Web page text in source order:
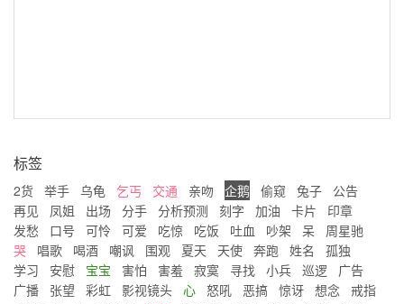
标签
2货 举手 乌龟 乞丐 交通 亲吻 企鹅 偷窥 兔子
公告
再见
凤姐 出场 分手 分析预测 刻字 加油 卡片
印章
发愁
口号 可怜 可爱 吃惊 吃饭 吐血 吵架 呆
周星驰
哭
唱歌 喝酒 嘲讽 围观 夏天 天使 奔跑 姓名
孤独
学习
安慰 宝宝 害怕 害羞 寂寞 寻找 小兵 巡逻
广告
广播
张望 彩虹 影视镜头 心 怒吼 恶搞 惊讶 想念
戒指